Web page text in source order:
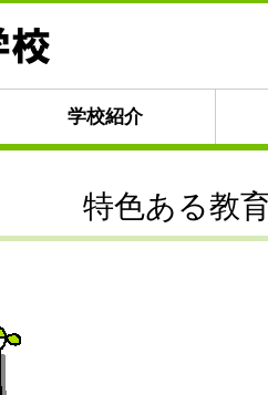
学校紹介
特色ある